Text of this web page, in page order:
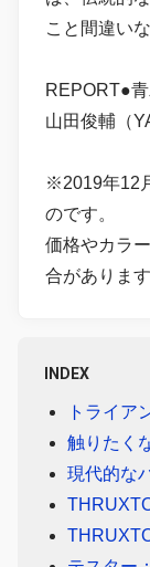
こと間違い
REPORT●
山田俊輔（
※2019年12
のです。
価格やカラ
合があります
INDEX
トライ
触りたく
現代的な